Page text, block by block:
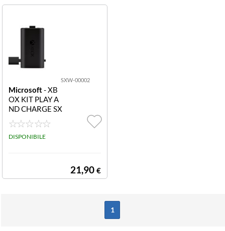
SXW-00002
Microsoft- XB
OX KIT PLAY A
ND CHARGE SX
W-00002 XBO
X KIT PLAY AN
D CHARGE
DISPONIBILE
21,90 €
1